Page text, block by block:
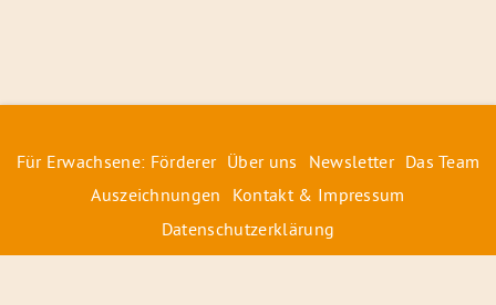
Für Erwachsene: Förderer Über uns Newsletter Das Team
Auszeichnungen
Kontakt & Impressum
Datenschutzerklärung